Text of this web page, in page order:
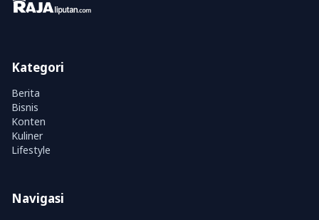
Kategori
Berita
Bisnis
Konten
Kuliner
Lifestyle
Navigasi